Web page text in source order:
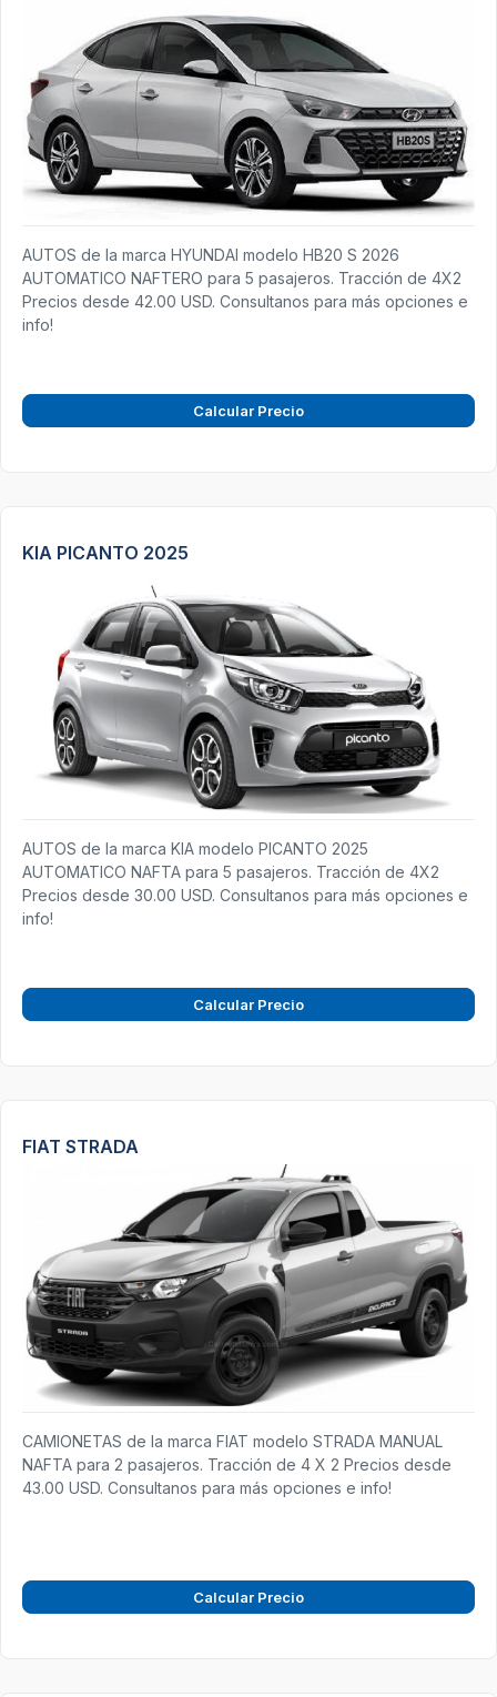
AUTOS de la marca HYUNDAI modelo HB20 S 2026
AUTOMATICO NAFTERO para 5 pasajeros. Tracción de 4X2
Precios desde 42.00 USD. Consultanos para más opciones e
info!
Calcular Precio
KIA PICANTO 2025
AUTOS de la marca KIA modelo PICANTO 2025
AUTOMATICO NAFTA para 5 pasajeros. Tracción de 4X2
Precios desde 30.00 USD. Consultanos para más opciones e
info!
Calcular Precio
FIAT STRADA
CAMIONETAS de la marca FIAT modelo STRADA MANUAL
NAFTA para 2 pasajeros. Tracción de 4 X 2 Precios desde
43.00 USD. Consultanos para más opciones e info!
Calcular Precio